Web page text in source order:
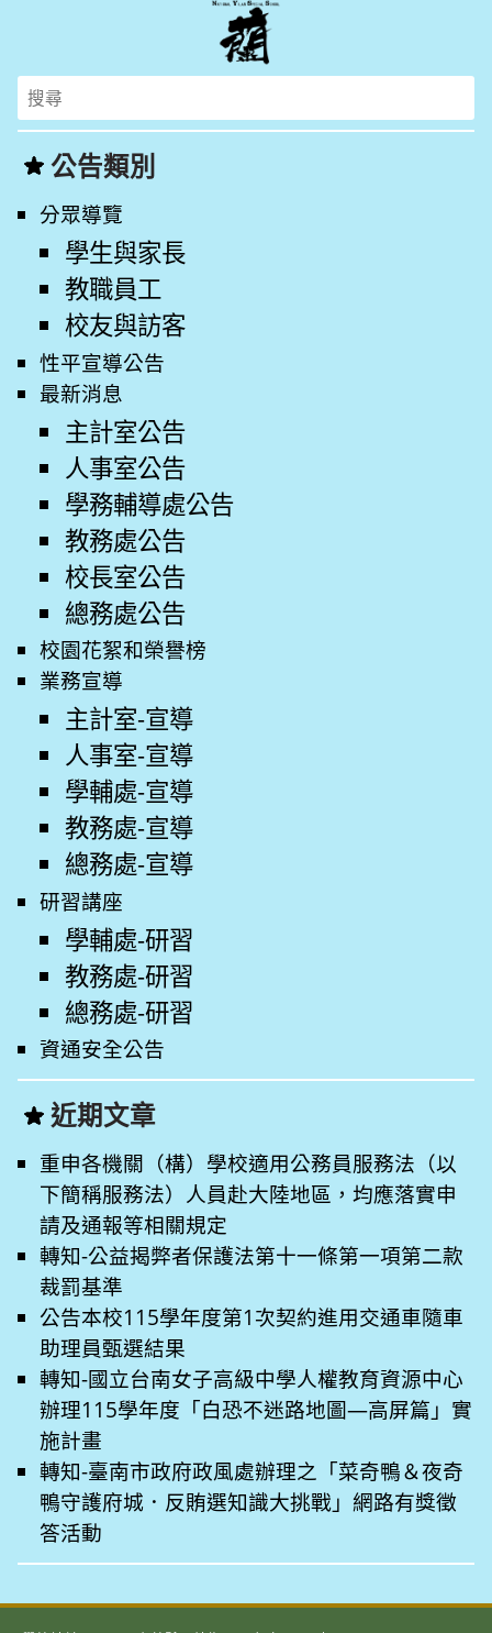
Search
for:
公告類別
分眾導覽
學生與家長
教職員工
校友與訪客
性平宣導公告
最新消息
主計室公告
人事室公告
學務輔導處公告
教務處公告
校長室公告
總務處公告
校園花絮和榮譽榜
業務宣導
主計室-宣導
人事室-宣導
學輔處-宣導
教務處-宣導
總務處-宣導
研習講座
學輔處-研習
教務處-研習
總務處-研習
資通安全公告
近期文章
重申各機關（構）學校適用公務員服務法（以
下簡稱服務法）人員赴大陸地區，均應落實申
請及通報等相關規定
轉知-公益揭弊者保護法第十一條第一項第二款
裁罰基準
公告本校115學年度第1次契約進用交通車隨車
助理員甄選結果
轉知-國立台南女子高級中學人權教育資源中心
辦理115學年度「白恐不迷路地圖—高屏篇」實
施計畫
轉知-臺南市政府政風處辦理之「菜奇鴨＆夜奇
鴨守護府城．反賄選知識大挑戰」網路有獎徵
答活動